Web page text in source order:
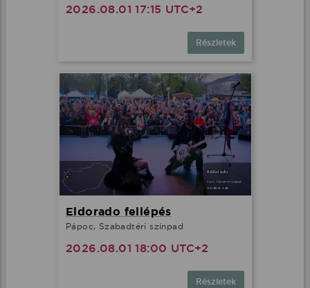
2026.08.01 17:15 UTC+2
Részletek
Eldorado fellépés
Pápoc, Szabadtéri színpad
2026.08.01 18:00 UTC+2
Részletek